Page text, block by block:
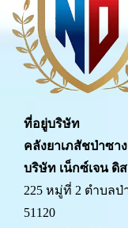
ที่อยู่บริษัท
คลังยาเภสัชป่าซาง
บริษัท เน็กซ์เจน ดิ
225 หมู่ที่ 2 ตำบล
51120